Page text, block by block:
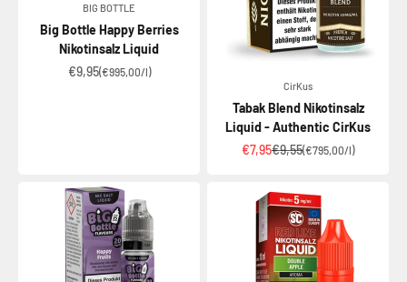
BIG BOTTLE
Big Bottle Happy Berries
Nikotinsalz Liquid
Angebot
€9,95(€995,00/l)
CirKus
Tabak Blend Nikotinsalz
Liquid - Authentic CirKus
Angebot
€7,95Regulärer Preis
€9,55(€795,00/l)